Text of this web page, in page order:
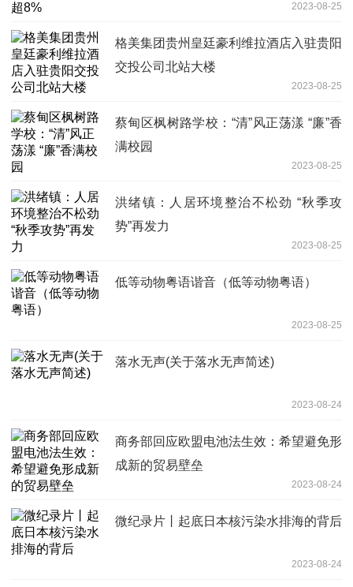
2023-08-25
格美集团贵州皇廷豪利维拉酒店入驻贵阳
交投公司北站大楼
2023-08-25
蔡甸区枫树路学校：“清”风正荡漾 “廉”香
满校园
2023-08-25
洪绪镇：人居环境整治不松劲 “秋季攻
势”再发力
2023-08-25
低等动物粤语谐音（低等动物粤语）
2023-08-25
落水无声(关于落水无声简述)
2023-08-24
商务部回应欧盟电池法生效：希望避免形
成新的贸易壁垒
2023-08-24
微纪录片丨起底日本核污染水排海的背后
2023-08-24